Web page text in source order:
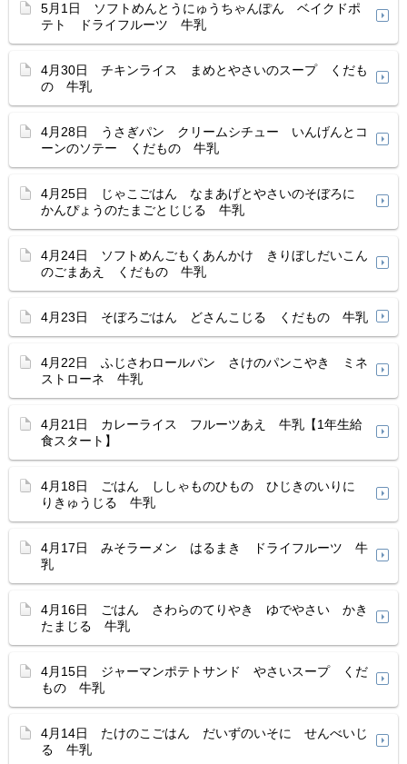
5月1日 ソフトめんとうにゅうちゃんぽん ベイクドポ
テト ドライフルーツ 牛乳
4月30日 チキンライス まめとやさいのスープ くだも
の 牛乳
4月28日 うさぎパン クリームシチュー いんげんとコ
ーンのソテー くだもの 牛乳
4月25日 じゃこごはん なまあげとやさいのそぼろに
かんぴょうのたまごとじじる 牛乳
4月24日 ソフトめんごもくあんかけ きりぼしだいこん
のごまあえ くだもの 牛乳
4月23日 そぼろごはん どさんこじる くだもの 牛乳
4月22日 ふじさわロールパン さけのパンこやき ミネ
ストローネ 牛乳
4月21日 カレーライス フルーツあえ 牛乳【1年生給
食スタート】
4月18日 ごはん ししゃものひもの ひじきのいりに
りきゅうじる 牛乳
4月17日 みそラーメン はるまき ドライフルーツ 牛
乳
4月16日 ごはん さわらのてりやき ゆでやさい かき
たまじる 牛乳
4月15日 ジャーマンポテトサンド やさいスープ くだ
もの 牛乳
4月14日 たけのこごはん だいずのいそに せんべいじ
る 牛乳